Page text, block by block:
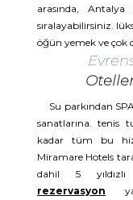
arasında,
sıralayabilirsiniz.
öğün yemek ve çok
Su parkından
sanatlarına. tenis
kadar tüm bu
Miramare Hotels
dahil 5
rezervasyon